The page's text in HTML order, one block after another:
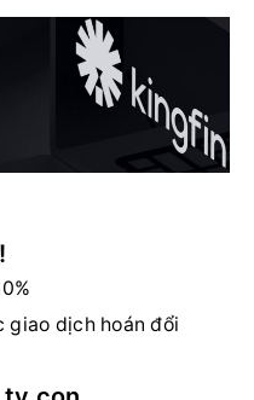
giao dịch hoán đổi